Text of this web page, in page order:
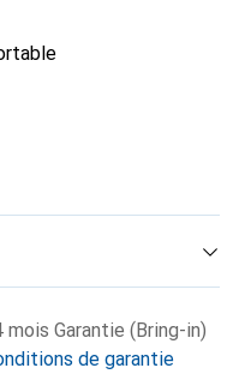
mois Garantie (Bring-in)
de garantie